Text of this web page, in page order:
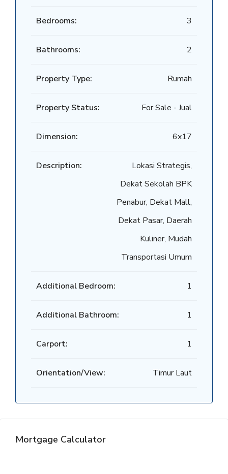
Bedrooms: 3
Bathrooms: 2
Property Type: Rumah
Property Status: For Sale - Jual
Dimension: 6x17
Description:
Lokasi Strategis,
Dekat Sekolah BPK
Penabur, Dekat Mall,
Dekat Pasar, Daerah
Kuliner, Mudah
Transportasi Umum
Additional Bedroom: 1
Additional Bathroom: 1
Carport: 1
Orientation/View: Timur Laut
Mortgage Calculator